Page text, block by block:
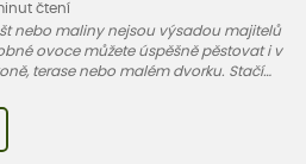
čtení
nebo maliny nejsou výsadou majitelů
ovoce můžete úspěšně pěstovat i v
terase nebo malém dvorku. Stačí
V tomto článku vám poradíme, jak na